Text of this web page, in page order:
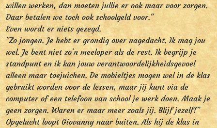
willen werken, dan moeten jullie er ook maar voor zorgen.
Daar betalen we toch ook schoolgeld voor."
Even wordt er niets gezegd.
"Zo jongen. Je hebt er grondig over nagedacht. Ik mag jou
wel. Je bent niet zo'n meeloper als de rest. Ik begrijp je
standpunt en ik kan jouw verantwoordelijkheidsgevoel
alleen maar toejuichen. De mobieltjes mogen wel in de klas
gebruikt worden voor de lessen, maar jij kunt via de
computer of een telefoon van school je werk doen. Maak je
geen zorgen. Waren er maar meer zoals jij. Blijf jezelf!"
Opgelucht loopt Giovanny naar buiten. Als hij de klas in